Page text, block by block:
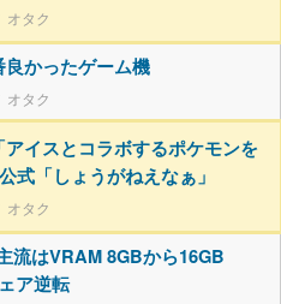
オタク
かったゲーム機
オタク
アイスとコラボするポケモンを
式「しょうがねえなぁ」
オタク
流はVRAM 8GBから16GB
ア逆転